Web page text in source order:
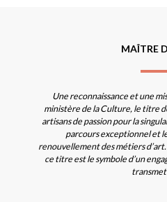
MAÎTRE
Une reconnaissance et une
ministère de la Culture, le titre
artisans de passion pour la
parcours exceptionnel et
renouvellement des métiers
ce titre est le symbole d’un